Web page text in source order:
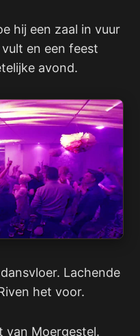
hij een zaal in vuur
en een feest
avond.
Lachende
het voor.
van Moergestel.